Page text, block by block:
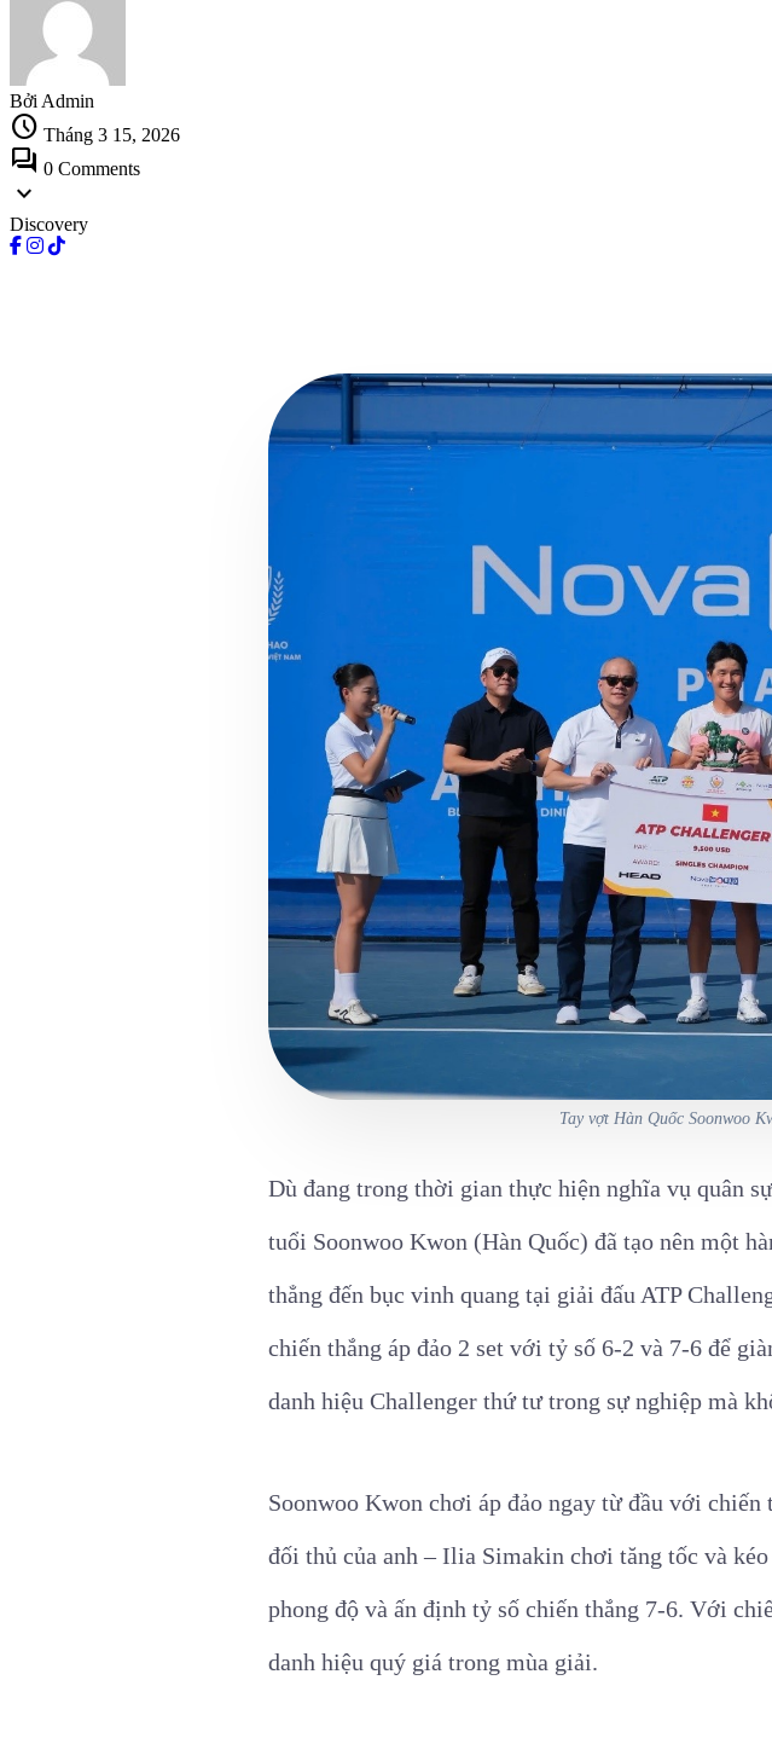
Bởi Admin
schedule Tháng 3 15, 2026
forum 0 Comments
expand_more
Discovery
Tay vợt Hàn Quốc Soonwoo
Dù đang trong thời gian thực hiện nghĩa vụ quân
tuổi Soonwoo Kwon (Hàn Quốc) đã tạo nên một
thẳng đến bục vinh quang tại giải đấu ATP
chiến thắng áp đảo 2 set với tỷ số 6-2 và 7-6 để
danh hiệu Challenger thứ tư trong sự nghiệp mà
Soonwoo Kwon chơi áp đảo ngay từ đầu với
đối thủ của anh – Ilia Simakin chơi tăng tốc và
phong độ và ấn định tỷ số chiến thắng 7-6. Với
danh hiệu quý giá trong mùa giải.